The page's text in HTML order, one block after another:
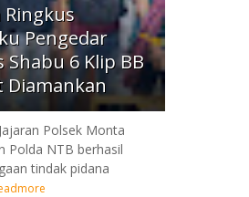
Pengedar
Shabu 6 Klip BB
Diamankan
Polsek Monta
Polda NTB berhasil
tindak pidana